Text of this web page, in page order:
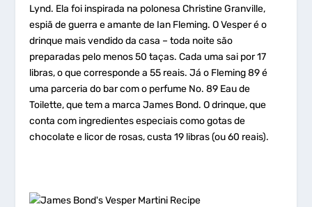
Lynd. Ela foi inspirada na polonesa Christine Granville,
espiã de guerra e amante de Ian Fleming. O Vesper é o
drinque mais vendido da casa – toda noite são
preparadas pelo menos 50 taças. Cada uma sai por 17
libras, o que corresponde a 55 reais. Já o Fleming 89 é
uma parceria do bar com o perfume No. 89 Eau de
Toilette, que tem a marca James Bond. O drinque, que
conta com ingredientes especiais como gotas de
chocolate e licor de rosas, custa 19 libras (ou 60 reais).